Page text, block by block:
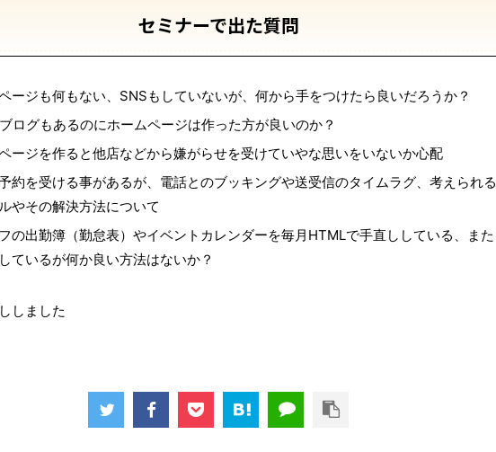
セミナーで出た質問
ージも何もない、SNSもしていないが、何から手をつけたら良いだろうか？
ログもあるのにホームページは作った方が良いのか？
ージを作ると他店などから嫌がらせを受けていやな思いをいないか心配
約を受ける事があるが、電話とのブッキングや送受信のタイムラグ、考えられる
やその解決方法について
の出勤簿（勤怠表）やイベントカレンダーを毎月HTMLで手直ししている、また
ているが何か良い方法はないか？
しました